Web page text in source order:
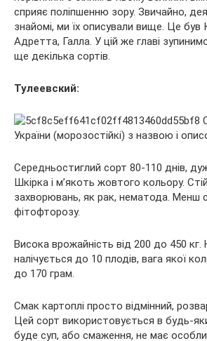
сприяє поліпшенню зору. Звичайно,
знайомі, ми їх описували вище. Це був
Адретта, Галла. У цій же главі
ще декілька сортів.
Тулеевский:
Середньостиглий сорт 80-110 днів,
Шкірка і м’якоть жовтого кольору.
захворювань, як рак, нематода. Менш
фітофторозу.
Висока врожайність від 200 до 450
налічується до 10 плодів, вага якої
до 170 грам.
Смак картоплі просто відмінний,
Цей сорт використовується в будь-
буде суп, або смаження, не має